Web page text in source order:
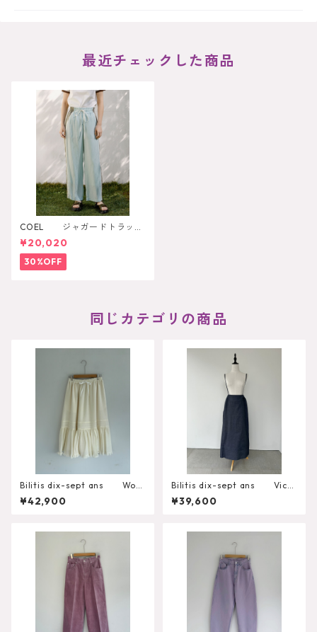
最近チェックした商品
COEL ジャガードトラック
パンツ
¥20,020
30%OFF
同じカテゴリの商品
Bilitis dix-sept ans Wool
Gauze Skirt 2912-925
¥42,900
Bilitis dix-sept ans Victo
rian Skirt
¥39,600